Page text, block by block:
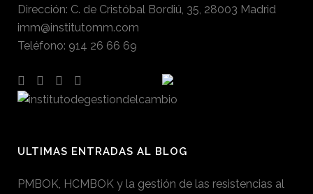
Dirección: C. de Cristóbal Bordiú, 35, 28003 Madrid
imm@institutomm.com
Teléfono: 914 26 66 69
ULTIMAS ENTRADAS AL BLOG
PMBOK, HCMBOK y la gestión de las resistencias al